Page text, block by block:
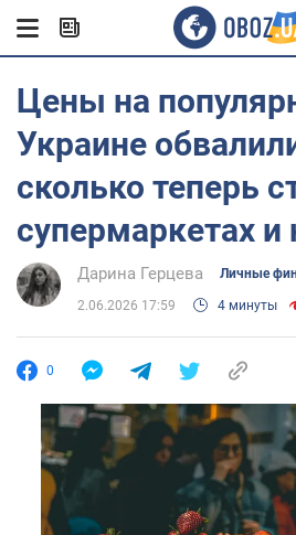
Цены на
Украине
сколько теперь
супермаркетах
Дарина Герцева Личные
2.06.2026 17:59 4 минуты
0